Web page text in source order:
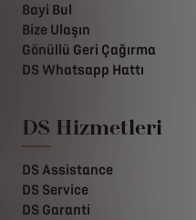
Bayi Bul
Bize Ulaşın
Gönüllü Geri Çağırma
DS Whatsapp Hattı
DS Hizmetleri
DS Assistance
DS Service
DS Garanti